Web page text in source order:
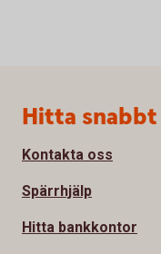
Sidfot
Hitta snabbt
Kontakta oss
Spärrhjälp
Hitta bankkontor